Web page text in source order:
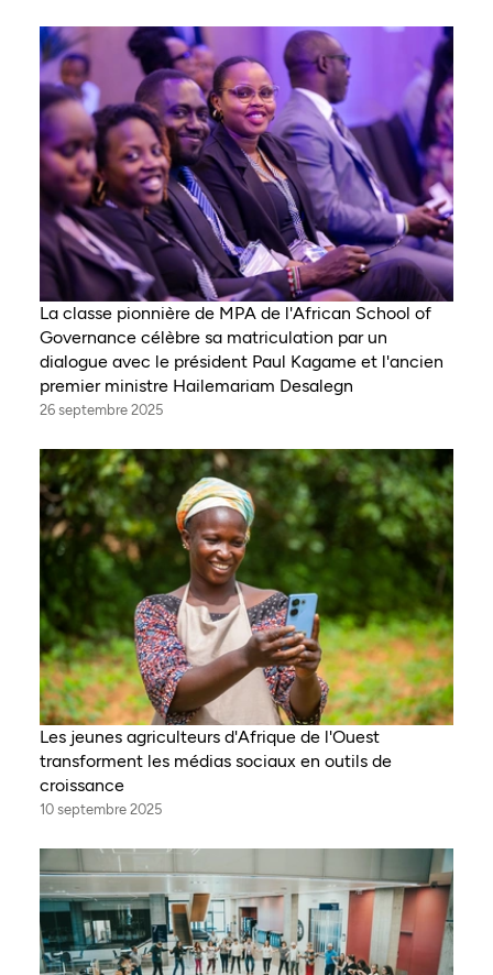
La classe pionnière de MPA de l'African School of
Governance célèbre sa matriculation par un
dialogue avec le président Paul Kagame et l'ancien
premier ministre Hailemariam Desalegn
26 septembre 2025
Les jeunes agriculteurs d'Afrique de l'Ouest
transforment les médias sociaux en outils de
croissance
10 septembre 2025